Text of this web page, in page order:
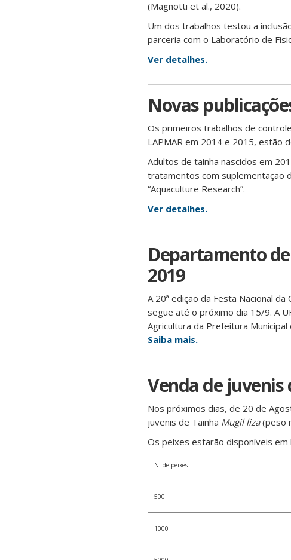
(Magnotti et al., 2020).
Um dos trabalhos testou a
parceria com o Laboratório de
Ver detalhes.
Novas
Os primeiros trabalhos de
LAPMAR em 2014 e 2015, estão
Adultos de tainha nascidos em
tratamentos com suplementação
“Aquaculture Research”.
Ver detalhes.
Departamento
2019
A 20ª edição da Festa Nacional
segue até o próximo dia 15/9. A
Agricultura da Prefeitura Municipal
Saiba mais.
Venda de
Nos próximos dias, de 20 de
juvenis de Tainha Mugil liza(peso
Os peixes estarão disponíveis
N. de peixes
500
1000